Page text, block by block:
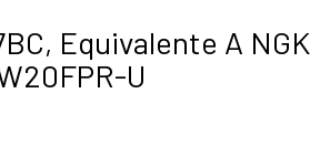
Equivalente A NGK
U